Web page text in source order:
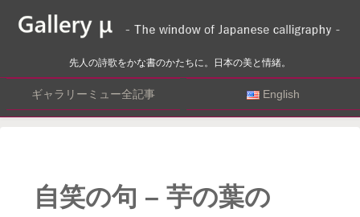
先人の詩歌をかな書のかたちに。日本の美と情緒。
ギャラリーミュー全記事 English
自笑の句 – 芋の葉の